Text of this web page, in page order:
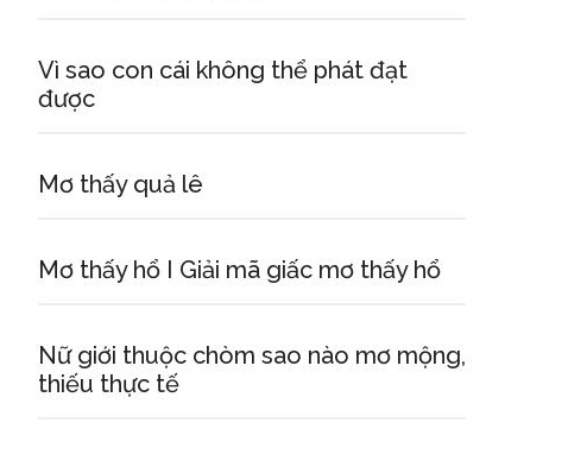
Vì sao con cái không thể phát đạt
được
Mơ thấy quả lê
Mơ thấy hổ I Giải mã giấc mơ thấy hổ
Nữ giới thuộc chòm sao nào mơ mộng,
thiếu thực tế